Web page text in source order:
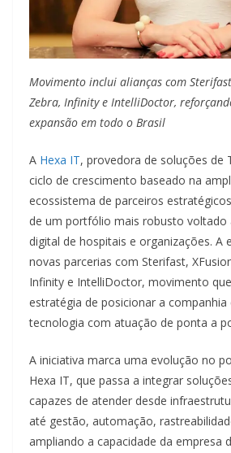
Movimento inclui alianças com
Zebra, Infinity e IntelliDoctor,
expansão em todo o Brasil
A Hexa IT, provedora de soluções de
ciclo de crescimento baseado na
ecossistema de parceiros
de um portfólio mais robusto voltado
digital de hospitais e organizações. A
novas parcerias com Sterifast,
Infinity e IntelliDoctor, movimento
estratégia de posicionar a
tecnologia com atuação de ponta a
A iniciativa marca uma evolução no
Hexa IT, que passa a integrar
capazes de atender desde
até gestão, automação,
ampliando a capacidade da empresa